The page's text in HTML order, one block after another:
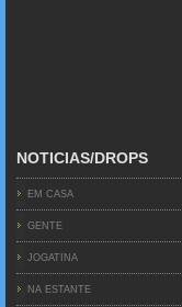
NOTICIAS/DROPS
EM CASA
GENTE
JOGATINA
NA ESTANTE